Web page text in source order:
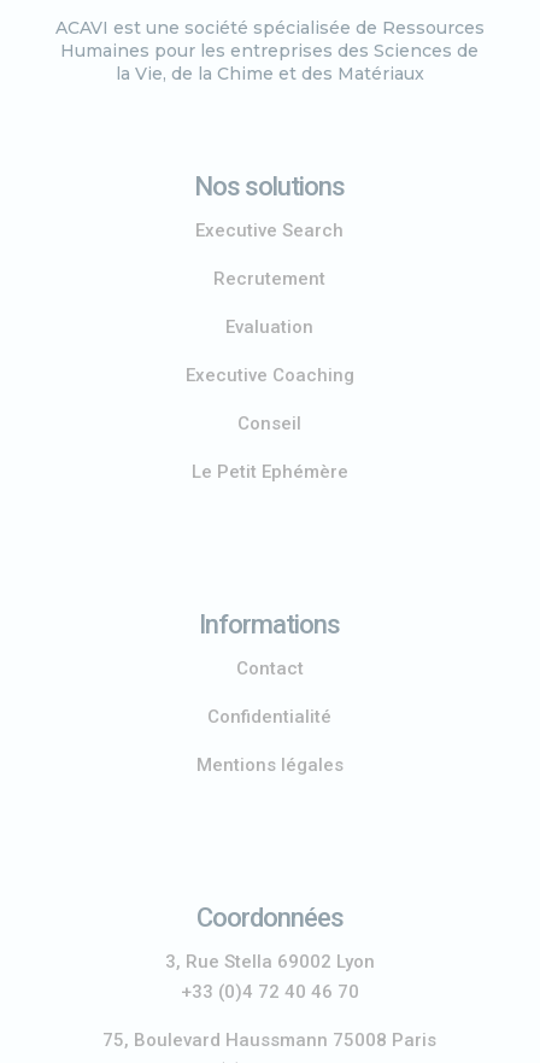
ACAVI est une société spécialisée de Ressources
Humaines pour les entreprises des Sciences de
la Vie, de la Chime et des Matériaux
Nos solutions
Executive Search
Recrutement
Evaluation
Executive Coaching
Conseil
Le Petit Ephémère
Informations
Contact
Confidentialité
Mentions légales
Coordonnées
3, Rue Stella 69002 Lyon
+33 (0)4 72 40 46 70
75, Boulevard Haussmann 75008 Paris